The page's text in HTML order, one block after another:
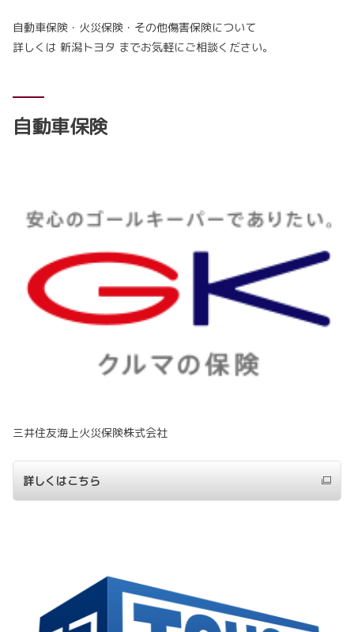
自動車保険・火災保険・その他傷害保険について
詳しくは 新潟トヨタ までお気軽にご相談ください。
自動車保険
三井住友海上火災保険株式会社
詳しくはこちら